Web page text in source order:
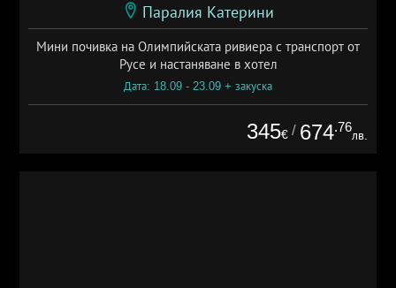
Паралия Катерини
Мини почивка на Олимпийската ривиера с транспорт от
Русе и настаняване в хотел
Дата: 18.09 - 23.09 + закуска
345€ / 674.76
лв.